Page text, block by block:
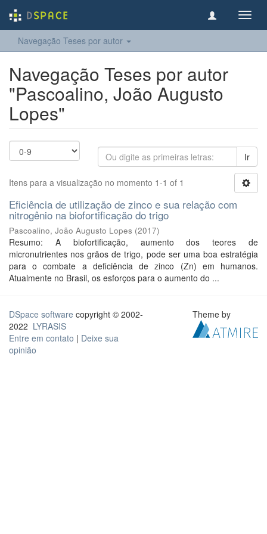
Navegação Teses por autor
Navegação Teses por autor
"Pascoalino, João Augusto
Lopes"
Ir
Itens para a visualização no momento 1-1 of 1
Eficiência de utilização de zinco e sua relação com
nitrogênio na biofortificação do trigo
Pascoalino, João Augusto Lopes (2017)
Resumo: A biofortificação, aumento dos teores de
micronutrientes nos grãos de trigo, pode ser uma boa estratégia
para o combate a deficiência de zinco (Zn) em humanos.
Atualmente no Brasil, os esforços para o aumento do ...
DSpace software copyright © 2002-
2022 LYRASIS
Entre em contato | Deixe sua
opinião
Theme by